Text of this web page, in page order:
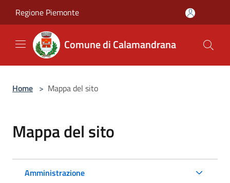
Regione Piemonte
Comune di Calamandrana
Home > Mappa del sito
Mappa del sito
Amministrazione